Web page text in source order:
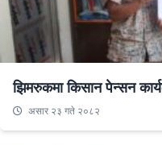
झिमरुकमा किसान पेन्सन
असार २३ गते २०८२